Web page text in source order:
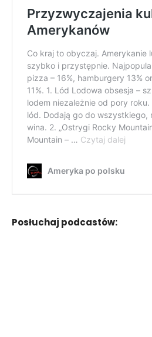
Posłuchaj podcastów: